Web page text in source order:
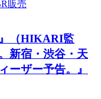
』（HIKARI監
新宿・渋谷・天
ーザー予告。』